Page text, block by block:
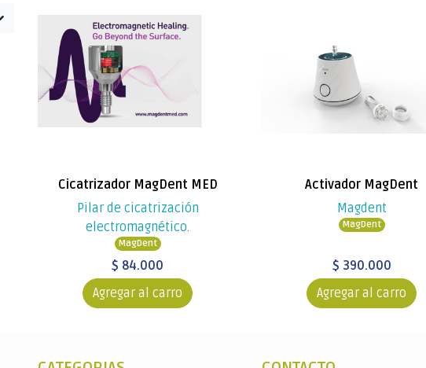
Cicatrizador MagDent MED
Pilar de cicatrización
electromagnético.
MagDent
$ 84.000
Agregar al carro
Activador MagDent
Magdent
MagDent
$ 390.000
Agregar al carro